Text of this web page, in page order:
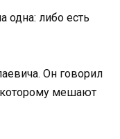
одна: либо есть
Он говорил
которому мешают